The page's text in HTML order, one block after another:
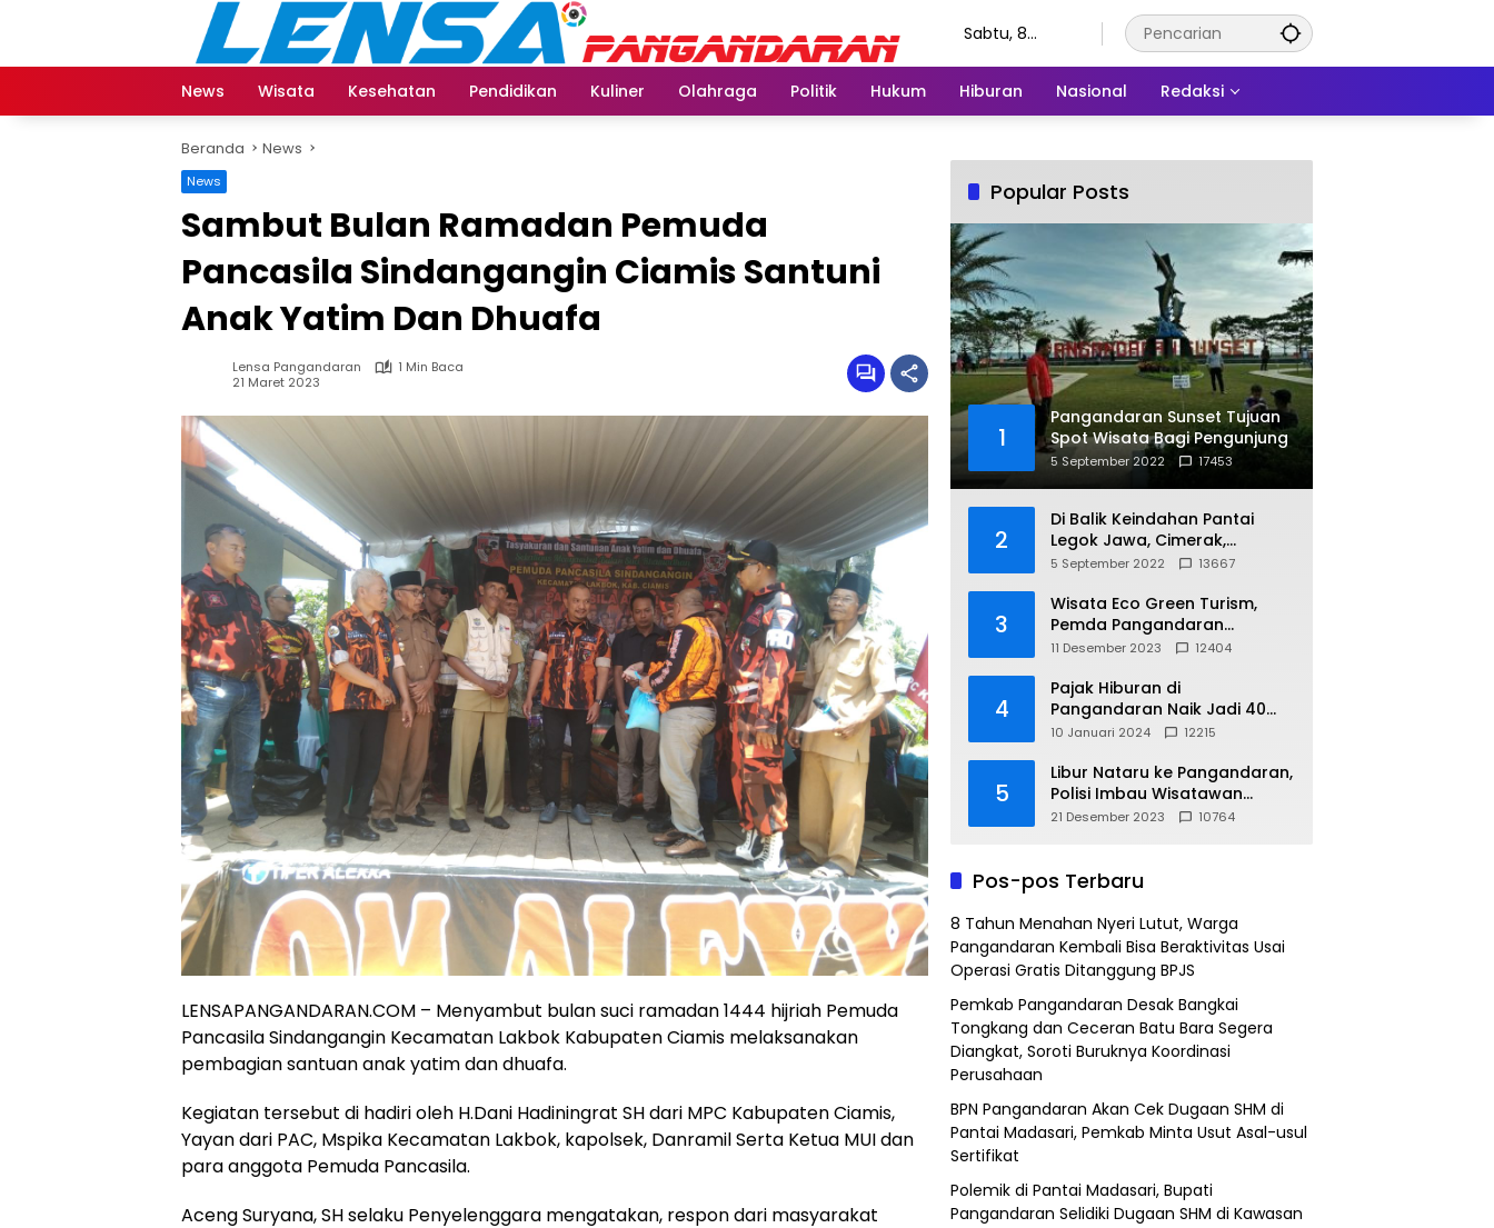
Sabtu, 8
News
Wisata Kesehatan Pendidikan Kuliner Olahraga Politik Hukum Hiburan Nasional Redaksi
Beranda News
News
Sambut Bulan Ramadan Pemuda
Pancasila Sindangangin Ciamis Santuni
Anak Yatim Dan Dhuafa
Lensa Pangandaran
1 Min Baca
21 Maret 2023
LENSAPANGANDARAN.COM – Menyambut bulan suci ramadan 1444 hijriah Pemuda
Pancasila Sindangangin Kecamatan Lakbok Kabupaten Ciamis melaksanakan
pembagian santuan anak yatim dan dhuafa.
Kegiatan tersebut di hadiri oleh H.Dani Hadiningrat SH dari MPC Kabupaten Ciamis,
Yayan dari PAC, Mspika Kecamatan Lakbok, kapolsek, Danramil Serta Ketua MUI dan
para anggota Pemuda Pancasila.
Aceng Suryana, SH selaku Penyelenggara mengatakan, respon dari masyarakat
Popular Posts
1
Pangandaran Sunset Tujuan
Spot Wisata Bagi Pengunjung
5 September 2022 17453
2
Di Balik Keindahan Pantai
Legok Jawa, Cimerak,
Pangandaran
5 September 2022 13667
3
Wisata Eco Green Turism,
Pemda Pangandaran
Gandeng PLN
11 Desember 2023 12404
4
Pajak Hiburan di
Pangandaran Naik Jadi 40
Persen
10 Januari 2024 12215
5
Libur Nataru ke Pangandaran,
Polisi Imbau Wisatawan
Gunakan Jalur Arteri
21 Desember 2023 10764
Pos-pos Terbaru
8 Tahun Menahan Nyeri Lutut, Warga
Pangandaran Kembali Bisa Beraktivitas Usai
Operasi Gratis Ditanggung BPJS
Pemkab Pangandaran Desak Bangkai
Tongkang dan Ceceran Batu Bara Segera
Diangkat, Soroti Buruknya Koordinasi
Perusahaan
BPN Pangandaran Akan Cek Dugaan SHM di
Pantai Madasari, Pemkab Minta Usut Asal-usul
Sertifikat
Polemik di Pantai Madasari, Bupati
Pangandaran Selidiki Dugaan SHM di Kawasan